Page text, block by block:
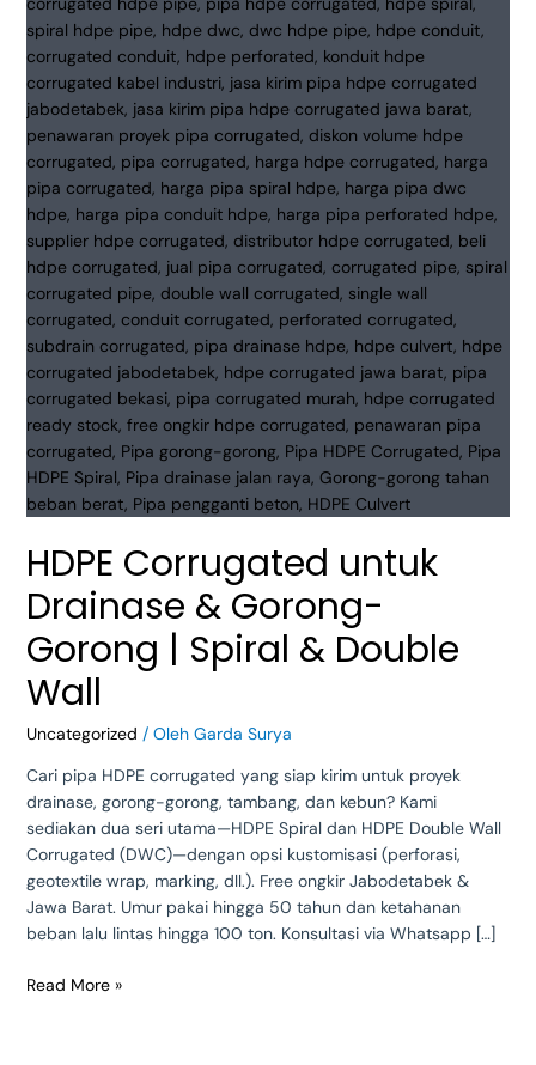
HDPE Corrugated untuk
Drainase & Gorong-
Gorong | Spiral & Double
Wall
Uncategorized / Oleh Garda Surya
Cari pipa HDPE corrugated yang siap kirim untuk proyek
drainase, gorong-gorong, tambang, dan kebun? Kami
sediakan dua seri utama—HDPE Spiral dan HDPE Double Wall
Corrugated (DWC)—dengan opsi kustomisasi (perforasi,
geotextile wrap, marking, dll.). Free ongkir Jabodetabek &
Jawa Barat. Umur pakai hingga 50 tahun dan ketahanan
beban lalu lintas hingga 100 ton. Konsultasi via Whatsapp […]
|
Spiral
&
Double
Wall
Read More »